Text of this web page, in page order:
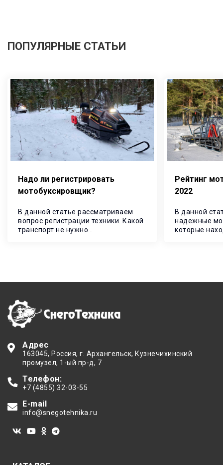
ПОПУЛЯРНЫЕ СТАТЬИ
Надо ли регистрировать
мотобуксировщик
В данной статье рассматриваем
вопрос регистрации техники. Какой
транспорт не нужно
Рейтинг
2022
В данной
надежные
которые
Адрес
163045, Россия, г. Архангельск, Кузнечихинский
промузел, 1-ый пр-д, 7
Телефон:
+7 (4855) 32-03-55
E-mail
info@snegotehnika.ru